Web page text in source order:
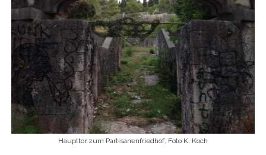
Haupttor zum Partisanenfriedhof, Foto K. Koch